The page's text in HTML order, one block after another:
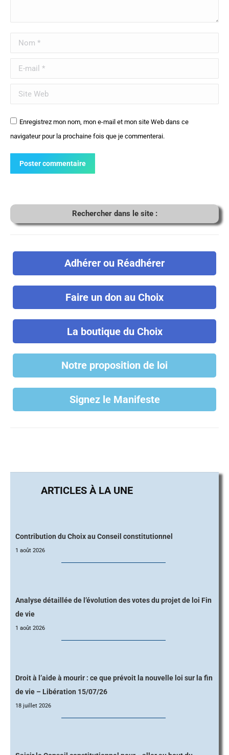
Nom *
E-mail *
Site Web
Enregistrez mon nom, mon e-mail et mon site Web dans ce
navigateur pour la prochaine fois que je commenterai.
Poster commentaire
Rechercher dans le site :
Adhérer ou Réadhérer
Faire un don au Choix
La boutique du Choix
Notre proposition de loi
Signez le Manifeste
Contribution du Choix au Conseil constitutionnel
1 août 2026
Analyse détaillée de l’évolution des votes du projet de loi Fin
de vie
1 août 2026
Droit à l’aide à mourir : ce que prévoit la nouvelle loi sur la fin
de vie – Libération 15/07/26
18 juillet 2026